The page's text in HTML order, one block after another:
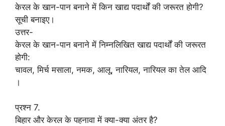
केरल के खान-पान बनाने में किन खाद्य पदार्थों की जरूरत होगी?
सूची बनाइए।
उत्तर-
केरल के खान-पान बनाने में निम्नलिखित खाद्य पदार्थों की जरूरत
होगी:
चावल, मिर्च मसाला, नमक, आलू, नारियल, नारियल का तेल आदि
।
प्रश्न 7.
बिहार और केरल के पहनावा में क्या-क्या अंतर है?